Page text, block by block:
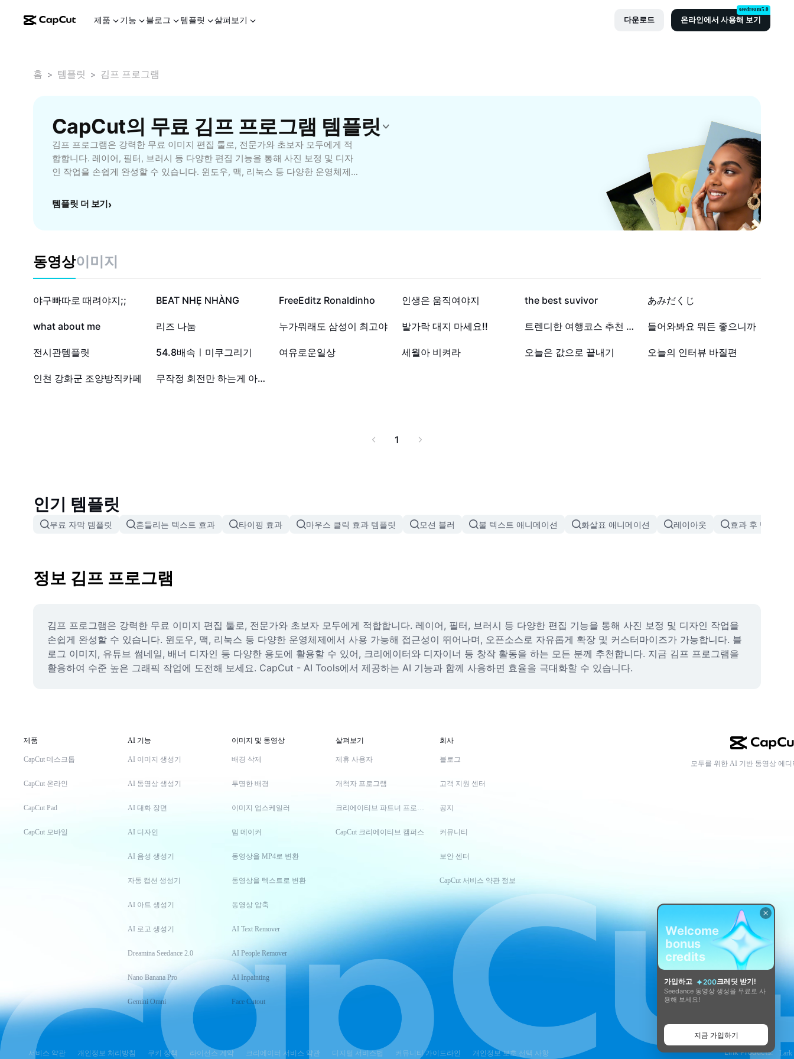
제품 기능 블로그 템플릿 살펴보기 다운로드 온라인에서 사용해 보기
seedream5.0
홈 > 템플릿 > 김프 프로그램
CapCut의 무료 김프 프로그램 템플릿
김프 프로그램은 강력한 무료 이미지 편집 툴로, 전문가와 초보자 모두에게 적
합합니다. 레이어, 필터, 브러시 등 다양한 편집 기능을 통해 사진 보정 및 디자
인 작업을 손쉽게 완성할 수 있습니다. 윈도우, 맥, 리눅스 등 다양한 운영체제
즈가 가능합니다. 블로그 이미지, 유튜브 썸네일, 배너 디자인 등 다양한 용도에
있습니다.
템플릿 더 보기›
동영상이미지
12.9만
야구빠따로 때려야지;; 7.7만
BEAT NHẸ NHÀNG 2.7만
FreeEditz Ronaldinho 2만
인생은 움직여야지 1.6만
the best suvivor 1만
あみだくじ
2.5천
what about me 334
리즈 나눔 202
누가뭐래도 삼성이 최고야 187
발가락 대지 마세요!! 147 트렌디한 여행코스 추천 템플릿 140
들어와봐요 뭐든 좋으니까
63
전시관템플릿 24
54.8배속ㅣ미쿠그리기 17
여유로운일상 8
세월아 비켜라 3
오늘은 값으로 끝내기 1
오늘의 인터뷰 바질편
0
인쳔 강화군 조양방직카페 0 무작정 회전만 하는게 아니구나..?!
1
인기 템플릿
무료 자막 템플릿 흔들리는 텍스트 효과 타이핑 효과 마우스 클릭 효과 템플릿 모션 블러 불 텍스트 애니메이션 화살표 애니메이션 레이아웃 효과 후 반짝이
정보 김프 프로그램
김프 프로그램은 강력한 무료 이미지 편집 툴로, 전문가와 초보자 모두에게 적합합니다. 레이어, 필터, 브러시 등 다양한 편집 기능을 통해 사진 보정 및 디자인 작업을
손쉽게 완성할 수 있습니다. 윈도우, 맥, 리눅스 등 다양한 운영체제에서 사용 가능해 접근성이 뛰어나며, 오픈소스로 자유롭게 확장 및 커스터마이즈가 가능합니다. 블
로그 이미지, 유튜브 썸네일, 배너 디자인 등 다양한 용도에 활용할 수 있어, 크리에이터와 디자이너 등 창작 활동을 하는 모든 분께 추천합니다. 지금 김프 프로그램을
활용하여 수준 높은 그래픽 작업에 도전해 보세요. CapCut - AI Tools에서 제공하는 AI 기능과 함께 사용하면 효율을 극대화할 수 있습니다.
제품
CapCut 데스크톱
CapCut 온라인
CapCut Pad
CapCut 모바일
AI 기능
AI 이미지 생성기
AI 동영상 생성기
AI 대화 장면
AI 디자인
AI 음성 생성기
자동 캡션 생성기
AI 아트 생성기
AI 로고 생성기
Dreamina Seedance 2.0
Nano Banana Pro
Gemini Omni
이미지 및 동영상
배경 삭제
투명한 배경
이미지 업스케일러
밈 메이커
동영상을 MP4로 변환
동영상을 텍스트로 변환
동영상 압축
AI Text Remover
AI People Remover
AI Inpainting
Face Cutout
살펴보기
제휴 사용자
개척자 프로그램
크리에이티브 파트너 프로그램
CapCut 크리에이티브 캠퍼스
회사
블로그
고객 지원 센터
공지
커뮤니티
보안 센터
CapCut 서비스 약관 정보
모두를 위한 AI 기반 동영상 에디
서비스 약관 개인정보 처리방침 쿠키 정책 라이선스 계약 크리에이터 서비스 약관 디지털 서비스법 커뮤니티 가이드라인 개인정보 보호 선택 사항 Link Products: Lark
Welcome
bonus
credits
가입하고 200크레딧 받기!
Seedance 동영상 생성을 무료로 사
용해 보세요!
지금 가입하기